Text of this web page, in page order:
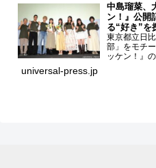
中島瑠菜、
ン！』公開
る“好き”を
東京都立日
部」をモチ
ッケン！』
ユナイテッ
中島瑠菜、
universal-press.jp